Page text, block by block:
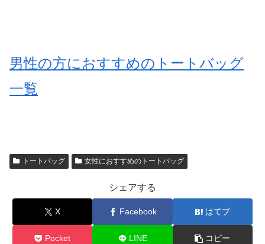
男性の方におすすめのトートバッグ
一覧
トートバッグ 女性におすすめのトートバッグ
シェアする
X Facebook はてブ
Pocket LINE コピー